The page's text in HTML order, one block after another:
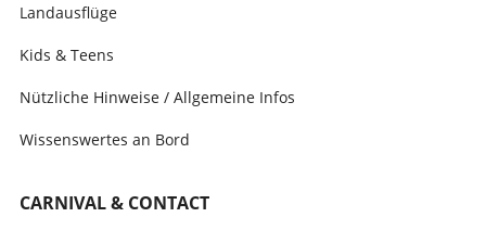
Landausflüge
Kids & Teens
Nützliche Hinweise / Allgemeine Infos
Wissenswertes an Bord
CARNIVAL & CONTACT